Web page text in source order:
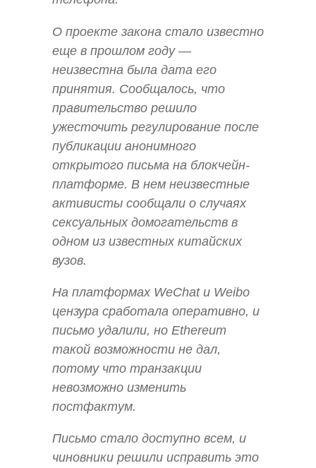
О проекте закона стало известно
еще в прошлом году —
неизвестна была дата его
принятия. Сообщалось, что
правительство решило
ужесточить регулирование после
публикации анонимного
открытого письма на блокчейн-
платформе. В нем неизвестные
активисты сообщали о случаях
сексуальных домогательств в
одном из известных китайских
вузов.
На платформах WeChat и Weibo
цензура сработала оперативно, и
письмо удалили, но Ethereum
такой возможности не дал,
потому что транзакции
невозможно изменить
постфактум.
Письмо стало доступно всем, и
чиновники решили исправить это